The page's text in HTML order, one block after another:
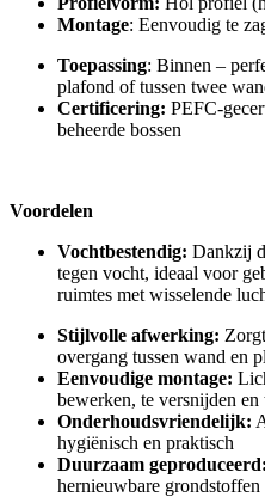
Montage: Eenvoudig te
Toepassing: Binnen –
plafond of tussen twee
Certificering: PEFC-
beheerde bossen
Voordelen
Vochtbestendig: Dankzij
tegen vocht, ideaal voor
ruimtes met wisselende
Stijlvolle afwerking:
overgang tussen wand en
Eenvoudige montage:
bewerken, te versnijden en
Onderhoudsvriendelijk:
hygiënisch en praktisch
Duurzaam geproduceerd:
hernieuwbare